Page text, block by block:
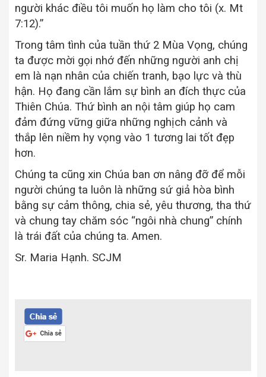
người khác điều tôi muốn họ làm cho tôi (x. Mt
7:12).”
Trong tâm tình của tuần thứ 2 Mùa Vọng, chúng
ta được mời gọi nhớ đến những người anh chị
em là nạn nhân của chiến tranh, bạo lực và thù
hận. Họ đang cần lắm sự bình an đích thực của
Thiên Chúa. Thứ bình an nội tâm giúp họ cam
đảm đứng vững giữa những nghịch cảnh và
thắp lên niềm hy vọng vào 1 tương lai tốt đẹp
hơn.
Chúng ta cũng xin Chúa ban ơn nâng đỡ để mỗi
người chúng ta luôn là những sứ giả hòa bình
bằng sự cảm thông, chia sẻ, yêu thương, tha thứ
và chung tay chăm sóc “ngôi nhà chung” chính
là trái đất của chúng ta. Amen.
Sr. Maria Hạnh. SCJM